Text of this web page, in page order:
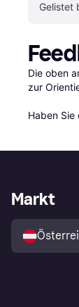
Gelistet
Die oben
zur
Haben
Markt